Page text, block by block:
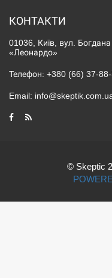
КОНТАКТИ
01036, Київ, вул.
«Леонардо»
Телефон: +380 (66) 37-88-
Email:
© Skeptic